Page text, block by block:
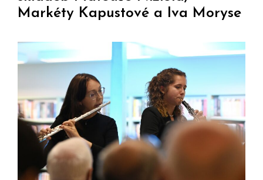
Markéty Kapustové a Iva Moryse